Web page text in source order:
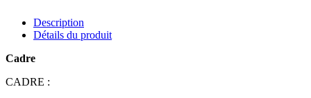
Description
Détails du produit
Cadre
CADRE :